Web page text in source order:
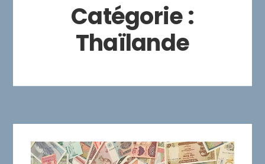
Catégorie :
Thaïlande